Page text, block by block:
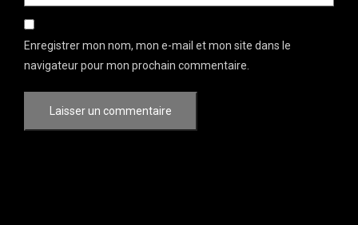
Enregistrer mon nom, mon e-mail et mon site dans le
navigateur pour mon prochain commentaire.